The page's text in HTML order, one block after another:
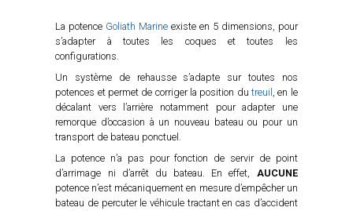
La potence Goliath Marine existe en 5 dimensions, pour
s’adapter à toutes les coques et toutes les
configurations.
Un système de rehausse s’adapte sur toutes nos
potences et permet de corriger la position du treuil , en le
décalant vers l’arrière notamment pour adapter une
remorque d’occasion à un nouveau bateau ou pour un
transport de bateau ponctuel.
La potence n’a pas pour fonction de servir de point
d’arrimage ni d’arrêt du bateau. En effet, AUCUNE
potence n’est mécaniquement en mesure d’empêcher un
bateau de percuter le véhicule tractant en cas d’accident